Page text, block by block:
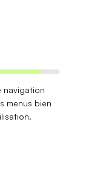
navigation
menus bien